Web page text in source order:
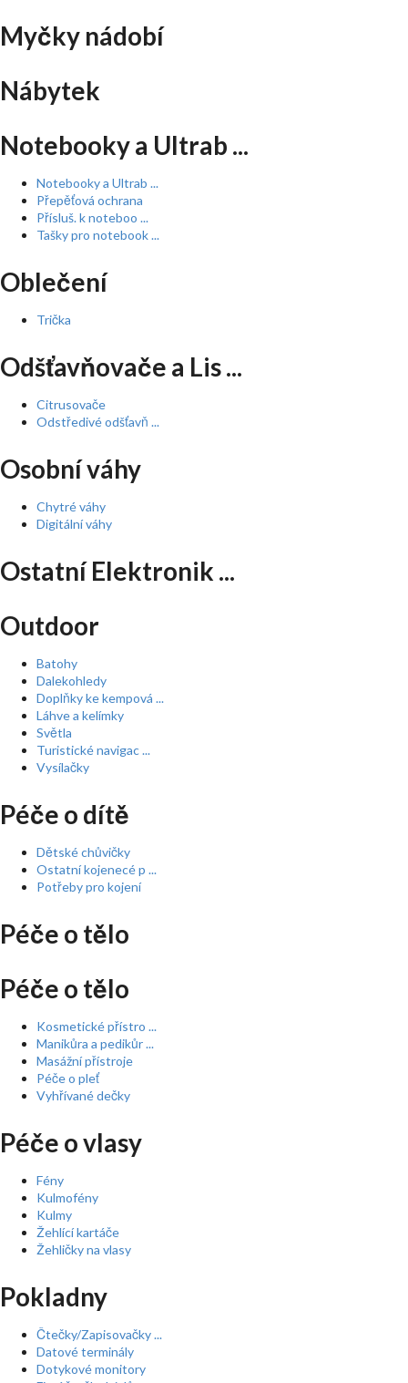
Myčky nádobí
Nábytek
Notebooky a Ultrab ...
Notebooky a Ultrab ...
Přepěťová ochrana
Přísluš. k noteboo ...
Tašky pro notebook ...
Oblečení
Trička
Odšťavňovače a Lis ...
Citrusovače
Odstředivé odšťavň ...
Osobní váhy
Chytré váhy
Digitální váhy
Ostatní Elektronik ...
Outdoor
Batohy
Dalekohledy
Doplňky ke kempová ...
Láhve a kelímky
Světla
Turistické navigac ...
Vysílačky
Péče o dítě
Dětské chůvičky
Ostatní kojenecé p ...
Potřeby pro kojení
Péče o tělo
Péče o tělo
Kosmetické přístro ...
Manikůra a pedikůr ...
Masážní přístroje
Péče o pleť
Vyhřívané dečky
Péče o vlasy
Fény
Kulmofény
Kulmy
Žehlící kartáče
Žehličky na vlasy
Pokladny
Čtečky/Zapisovačky ...
Datové terminály
Dotykové monitory